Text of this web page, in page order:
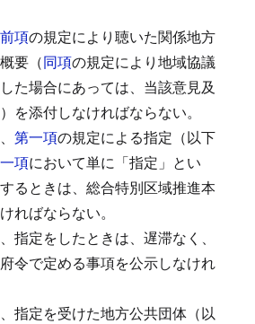
前項の規定により聴いた関係地方
要（同項の規定により地域協議
た場合にあっては、当該意見及
を添付しなければならない。
第一項の規定による指定（以下
項において単に「指定」とい
るときは、総合特別区域推進本
ればならない。
指定をしたときは、遅滞なく、
令で定める事項を公示しなけれ
指定を受けた地方公共団体（以